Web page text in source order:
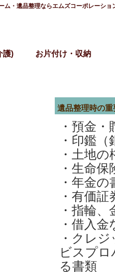
ム・遺品整理ならエムズコーポレーショ
護) お片付け・収納
遺品整理時の
・預金
・印鑑
・土地
・生命
・年金
・有価
・指輪
・借入
・クレ
ビスプ
る書類